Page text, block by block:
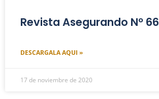
Revista Asegurando Nº 66
DESCARGALA AQUI »
17 de noviembre de 2020